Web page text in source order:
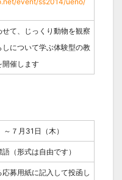
て、じっくり動物を観察
について学ぶ体験型の教
開催します
７月31日（木）
（形式は自由です）
募用紙に記入して投函し